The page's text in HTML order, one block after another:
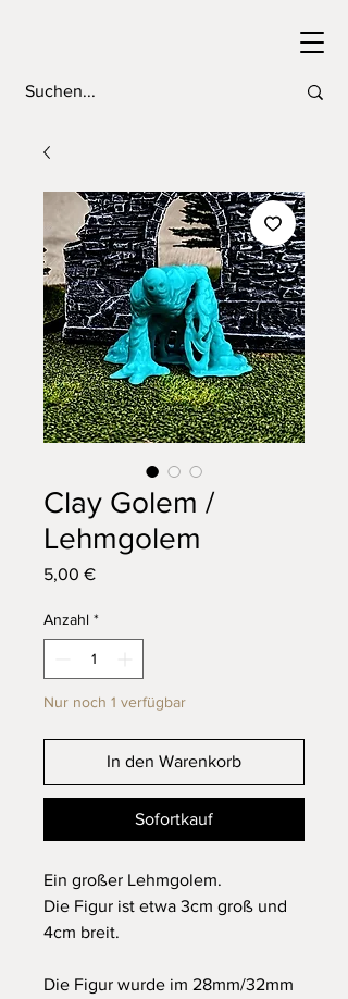
Clay Golem /
Lehmgolem
5,00 €Preis
Anzahl *
Nur noch 1 verfügbar
In den Warenkorb
Sofortkauf
Ein großer Lehmgolem.
Die Figur ist etwa 3cm groß und
4cm breit.
Die Figur wurde im 28mm/32mm